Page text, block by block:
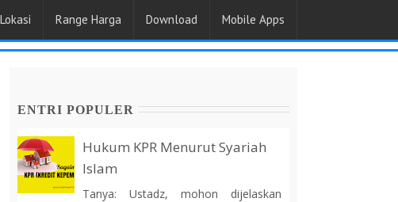
Lokasi Range Harga Download Mobile Apps
ENTRI POPULER
Hukum KPR Menurut Syariah
Islam
Tanya: Ustadz, mohon dijelaskan